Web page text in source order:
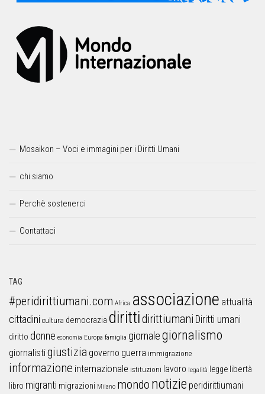
Mosaikon – Voci e immagini per i Diritti Umani
chi siamo
Perchè sostenerci
Contattaci
TAG
#peridirittiumani.com Africa associazione attualità
cittadini cultura democrazia dirittidirittiumani Diritti umani
diritto donne economia Europa famiglia giornalegiornalismo
giornalistigiustizia governo guerra immigrazione
informazione internazionale istituzioni lavoro legalità legge libertà
libro migranti migrazioni Milano mondo notizie peridirittiumani